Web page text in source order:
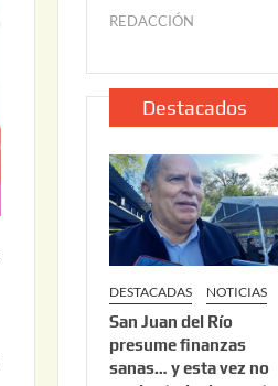
2
6
REDACCIÓN
l
i
o
2
2
,
2
0
2
6
Destacados
DESTACADAS NOTICIAS
San Juan del Río
presume finanzas
sanas… y esta vez no